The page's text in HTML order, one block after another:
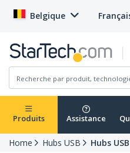
Belgique
Produits Assistance
Home Hubs USB Hubs